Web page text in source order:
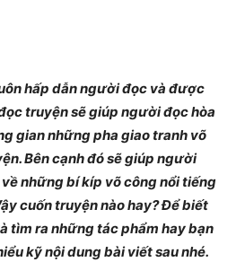
hấp dẫn người đọc và được
truyện sẽ giúp người đọc hòa
gian những pha giao tranh võ
Bên cạnh đó sẽ giúp người
những bí kíp võ công nổi tiếng
cuốn truyện nào hay? Để biết
tìm ra những tác phẩm hay bạn
kỹ nội dung bài viết sau nhé.